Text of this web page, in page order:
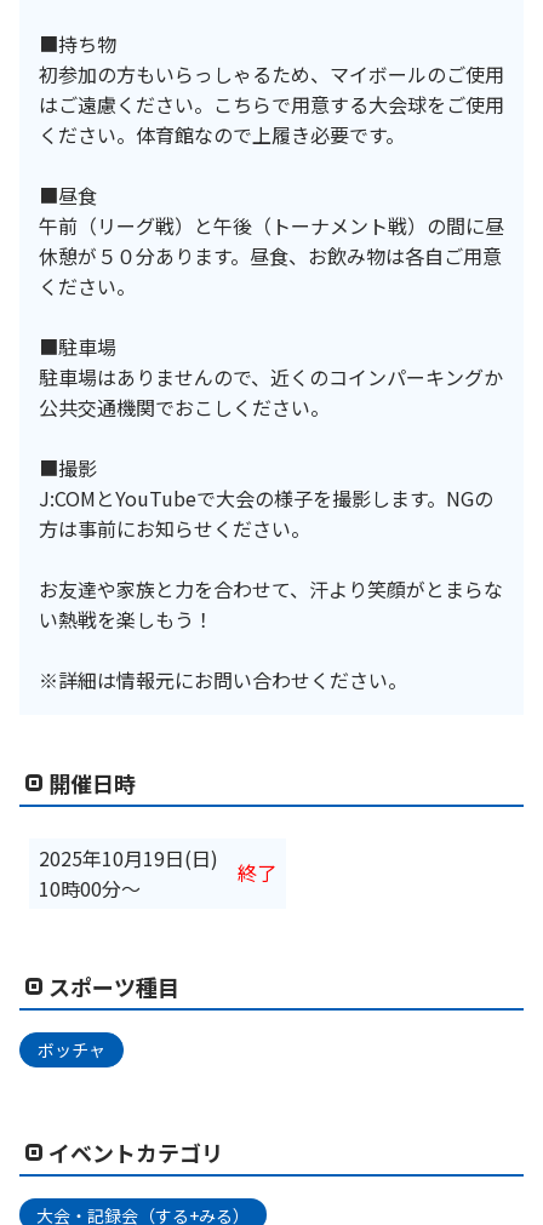
■持ち物
初参加の方もいらっしゃるため、マイボールのご使用
はご遠慮ください。こちらで用意する大会球をご使用
ください。体育館なので上履き必要です。
■昼食
午前（リーグ戦）と午後（トーナメント戦）の間に昼
休憩が５０分あります。昼食、お飲み物は各自ご用意
ください。
■駐車場
駐車場はありませんので、近くのコインパーキングか
公共交通機関でおこしください。
■撮影
J:COMとYouTubeで大会の様子を撮影します。NGの
方は事前にお知らせください。
お友達や家族と力を合わせて、汗より笑顔がとまらな
い熱戦を楽しもう！
※詳細は情報元にお問い合わせください。
開催日時
2025年10月19日(日)
10時00分〜
終了
スポーツ種目
ボッチャ
イベントカテゴリ
大会・記録会（する+みる）